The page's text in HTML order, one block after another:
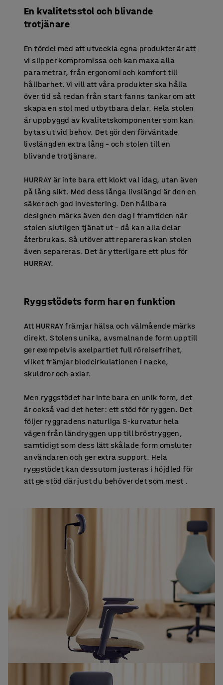
En kvalitetsstol och blivande
trotjänare
En fördel med att utveckla egna produkter är att
vi slipper kompromissa och kan maxa alla
parametrar, från ergonomi och komfort till
hållbarhet. Vi vill att våra produkter ska hålla
över tid så redan från start fanns tankar om att
skapa en stol med utbytbara delar. Hela stolen
är uppbyggd av kvalitetskomponenter som kan
bytas ut vid behov. Det gör den förväntade
livslängden extra lång – och stolen till en
blivande trotjänare.
HURRAY är inte bara ett klokt val idag, utan även
på lång sikt. Med dess långa livslängd är den en
säker och god investering. Den hållbara
designen märks även den dag i framtiden när
stolen slutligen tjänat ut – då kan alla delar
återbrukas. Så utöver att repareras kan stolen
även separeras. Det är ytterligare ett plus för
HURRAY.
Ryggstödets form har en funktion
Att HURRAY främjar hälsa och välmående märks
direkt. Stolens unika, avsmalnande form upptill
ger exempelvis axelpartiet full rörelsefrihet,
vilket främjar blodcirkulationen i nacke,
skuldror och axlar.
Men ryggstödet har inte bara en unik form, det
är också vad det heter: ett stöd för ryggen. Det
följer ryggradens naturliga S-kurvatur hela
vägen från ländryggen upp till bröstryggen,
samtidigt som dess lätt skålade form omsluter
användaren och ger extra support. Hela
ryggstödet kan dessutom justeras i höjdled för
att ge stöd där just du behöver det som mest .